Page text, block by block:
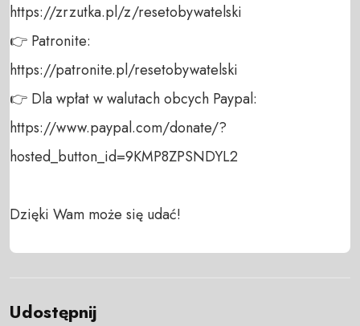
https://zrzutka.pl/z/resetobywatelski
👉 Patronite:
https://patronite.pl/resetobywatelski
👉 Dla wpłat w walutach obcych Paypal:
https://www.paypal.com/donate/?
hosted_button_id=9KMP8ZPSNDYL2
Dzięki Wam może się udać!
Udostępnij